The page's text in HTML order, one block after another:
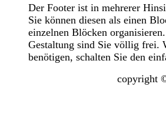
Der Footer ist in mehrerer
Sie können diesen als einen
einzelnen Blöcken
Gestaltung sind Sie völlig frei.
benötigen, schalten Sie den
copyright